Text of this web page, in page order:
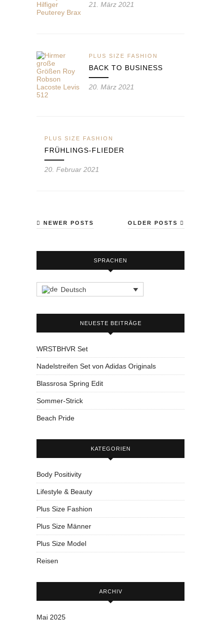
21. März 2021
PLUS SIZE FASHION
BACK TO BUSINESS
20. März 2021
PLUS SIZE FASHION
FRÜHLINGS-FLIEDER
20. Februar 2021
OLDER POSTS
NEWER POSTS
SPRACHEN
Deutsch
NEUESTE BEITRÄGE
WRSTBHVR Set
Nadelstreifen Set von Adidas Originals
Blassrosa Spring Edit
Sommer-Strick
Beach Pride
KATEGORIEN
Body Positivity
Lifestyle & Beauty
Plus Size Fashion
Plus Size Männer
Plus Size Model
Reisen
ARCHIV
Mai 2025